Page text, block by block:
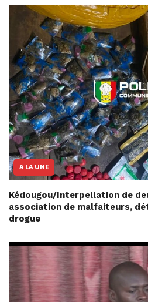
A LA UNE
Kédougou/Interpellation de
association de malfaiteurs,
drogue